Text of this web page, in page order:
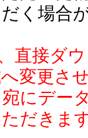
く場合
直接ダ
変更さ
にデー
だきま